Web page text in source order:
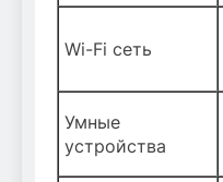
Wi-Fi сеть
Умные
устройства